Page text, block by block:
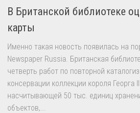
В Британской библиотеке
карты
Именно такая новость появилась на
Newspaper Russia. Британская
четверть работ по повторной
консервации коллекции короля Георга
насчитывающей 50 тыс. единиц
объектов,...